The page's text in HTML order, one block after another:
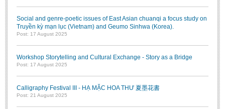
Social and genre-poetic issues of East Asian chuanqi a focus study on
Truyền kỳ mạn lục (Vietnam) and Geumo Sinhwa (Korea).
Post: 17 August 2025
Workshop Storytelling and Cultural Exchange - Story as a Bridge
Post: 17 August 2025
Calligraphy Festival III - HẠ MẶC HOA THƯ 夏墨花書
Post: 21 August 2025